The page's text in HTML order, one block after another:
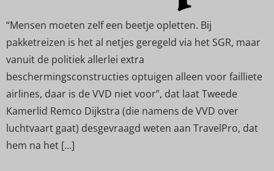
“Mensen moeten zelf een beetje opletten. Bij
pakketreizen is het al netjes geregeld via het SGR, maar
vanuit de politiek allerlei extra
beschermingsconstructies optuigen alleen voor failliete
airlines, daar is de VVD niet voor”, dat laat Tweede
Kamerlid Remco Dijkstra (die namens de VVD over
luchtvaart gaat) desgevraagd weten aan TravelPro, dat
hem na het […]